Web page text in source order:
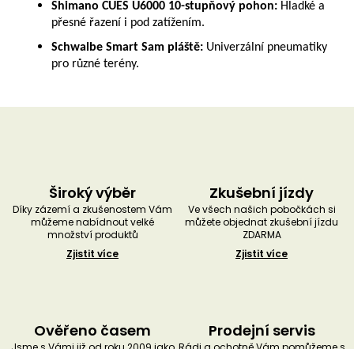
Shimano CUES U6000 10-stupňový pohon: Hladké a
přesné řazení i pod zatížením.
Schwalbe Smart Sam pláště: Univerzální pneumatiky
pro různé terény.
Široký výběr
Díky zázemí a zkušenostem Vám
můžeme nabídnout velké
množství produktů
Zjistit více
Zkušební jízdy
Ve všech našich pobočkách si
můžete objednat zkušební jízdu
ZDARMA
Zjistit více
Ověřeno časem Prodejní servis